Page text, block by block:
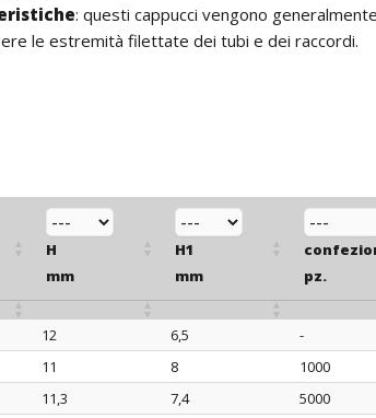
: questi cappucci vengono
le estremità filettate dei tubi e dei raccordi.
H
mm
H1
mm
pz.
H
mm
H1
mm
pz.
12 6,5
-
11 8
1000
11,3 7,4
5000